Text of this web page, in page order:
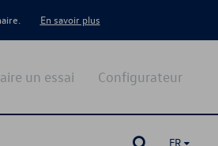
En savoir plus
Configurateur
un essai
FR